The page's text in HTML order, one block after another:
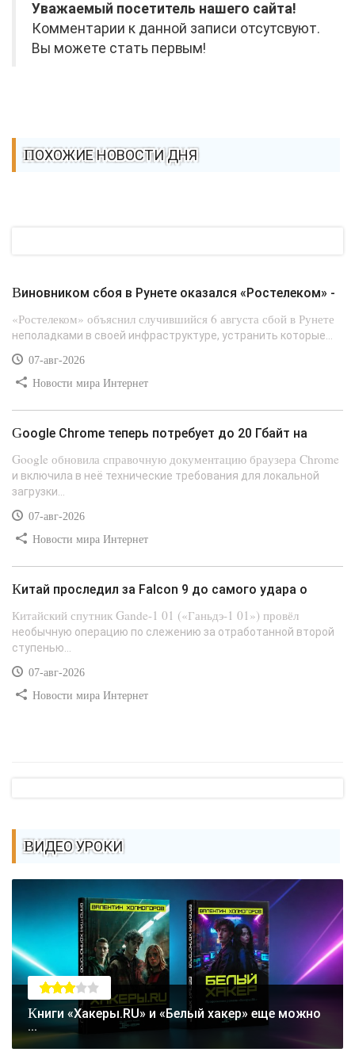
Уважаемый посетитель нашего сайта!
Комментарии к данной записи отсутсвуют.
Вы можете стать первым!
ПОХОЖИЕ НОВОСТИ ДНЯ
Виновником сбоя в Рунете оказался «Ростелеком» -
«Ростелеком» объяснил случившийся 6 августа сбой в Рунете
неполадками в своей инфраструктуре, устранить которые...
07-авг-2026
Новости мира Интернет
Google Chrome теперь потребует до 20 Гбайт на
Google обновила справочную документацию браузера Chrome
и включила в неё технические требования для локальной
загрузки...
07-авг-2026
Новости мира Интернет
Китай проследил за Falcon 9 до самого удара о
Китайский спутник Gande-1 01 («Ганьдэ-1 01») провёл
необычную операцию по слежению за отработанной второй
ступенью...
07-авг-2026
Новости мира Интернет
ВИДЕО УРОКИ
Книги «Хакеры.RU» и «Белый хакер» еще можно
...